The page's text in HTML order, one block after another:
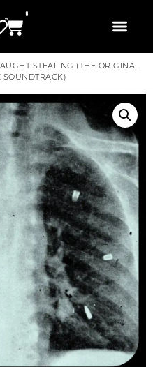
0
STEALING (THE ORIGINAL
SOUNDTRACK)